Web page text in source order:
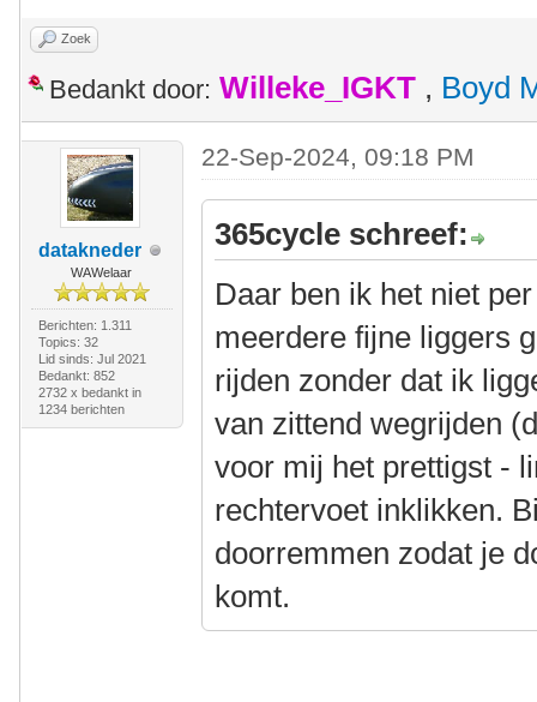
Zoek
Bedankt door: Willeke_IGKT , Boyd
datakneder
WAWelaar
Berichten: 1.311
Topics: 32
Lid sinds: Jul 2021
Bedankt: 852
2732 x bedankt in
1234 berichten
22-Sep-2024, 09:18 PM
365cycle schreef:
Daar ben ik het niet
meerdere fijne liggers
rijden zonder dat ik
van zittend wegrijden
voor mij het prettigst -
rechtervoet inklikken.
doorremmen zodat je
komt.